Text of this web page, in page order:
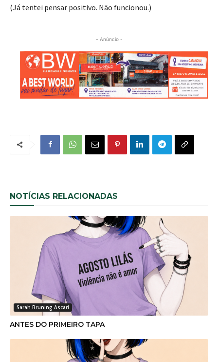
(Já tentei pensar positivo. Não funcionou.)
- Anúncio -
NOTÍCIAS RELACIONADAS
Sarah Bruning Ascari
ANTES DO PRIMEIRO TAPA